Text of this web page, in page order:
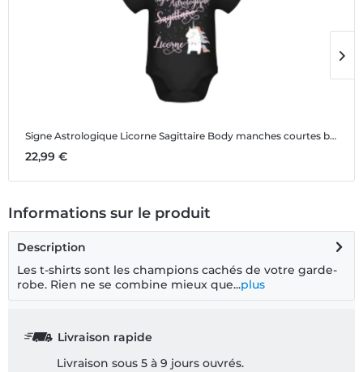
Signe Astrologique Licorne Sagittaire Body manches courtes bio
22,99 €
Informations sur le produit
Description
Les t-shirts sont les champions cachés de votre garde-
robe. Rien ne se combine mieux que...plus
Livraison rapide
Livraison sous 5 à 9 jours ouvrés.